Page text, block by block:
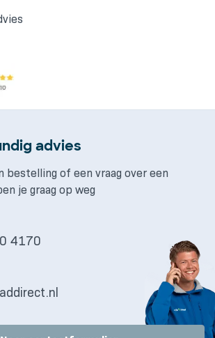
advies
bestelling of een vraag over een
je graag op weg
4170